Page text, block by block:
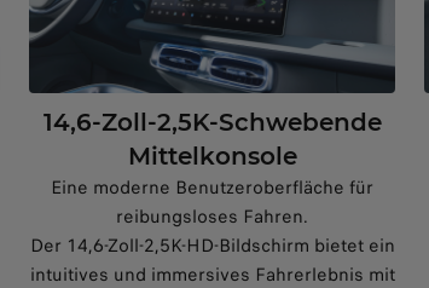
14,6-Zoll-2,5K-Schwebende
Mittelkonsole
Eine moderne Benutzeroberfläche für
reibungsloses Fahren.
Der 14,6-Zoll-2,5K-HD-Bildschirm bietet ein
intuitives und immersives Fahrerlebnis mit